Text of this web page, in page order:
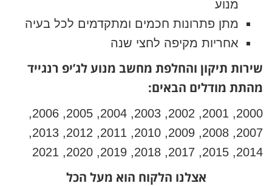
מנוע
מתן פתרונות חכמים ומתקדמים לכל בעיה
אחריות מקיפה לחצי שנה
שירות תיקון והחלפת מחשב מנוע לג’יפ רנגייד
מהתת מודלים הבאים:
2000, 2001, 2002, 2003, 2004, 2005, 2006,
2007, 2008, 2009, 2010, 2011, 2012, 2013,
2014, 2015, 2017, 2018, 2019, 2020, 2021
אצלנו הלקוח הוא מעל הכל